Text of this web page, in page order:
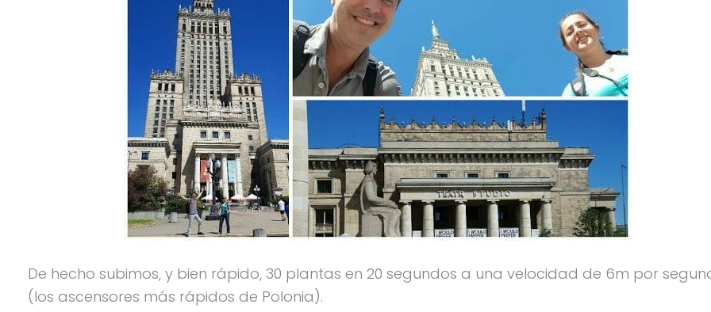
De hecho subimos, y bien rápido, 30 plantas en 20 segundos a una velocidad de 6m por
(los ascensores más rápidos de Polonia).